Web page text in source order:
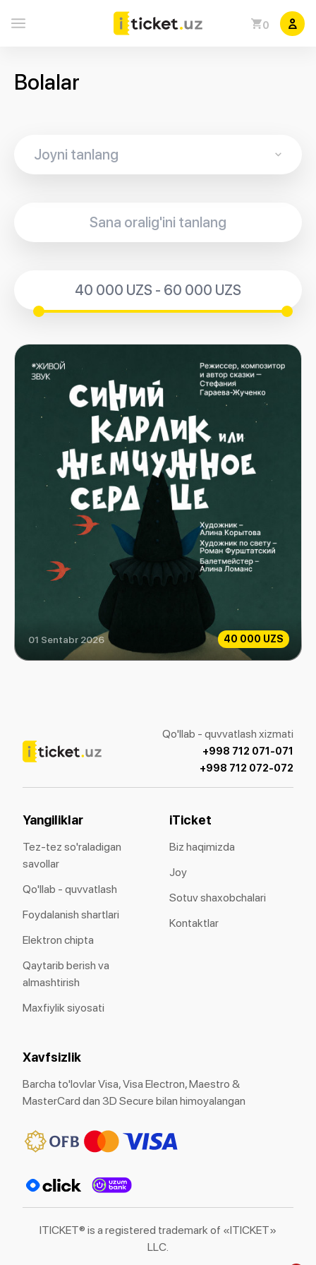
0
Bolalar
40 000 UZS - 60 000 UZS
40 000 UZS
Koʻk karlik, yoki Marjon yurak
01 Sentabr 2026
Qo'llab - quvvatlash xizmati
+998 712 071-071
+998 712 072-072
Yangiliklar
Tez-tez so'raladigan
savollar
Qo'llab - quvvatlash
Foydalanish shartlari
Elektron chipta
Qaytarib berish va
almashtirish
Maxfiylik siyosati
iTicket
Biz haqimizda
Joy
Sotuv shaxobchalari
Kontaktlar
Xavfsizlik
Barcha to'lovlar Visa, Visa Electron, Maestro &
MasterCard dan 3D Secure bilan himoyalangan
ITICKET® is a registered trademark of «ITICKET»
LLC.